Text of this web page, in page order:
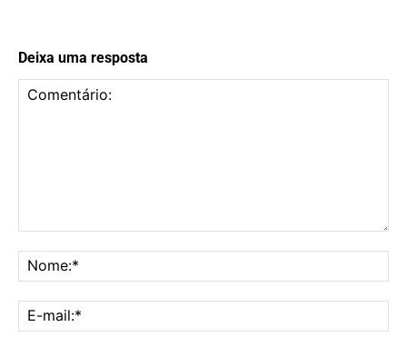
Deixa uma resposta